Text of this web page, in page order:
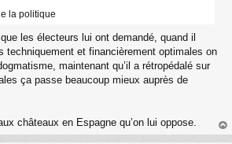
la politique
les électeurs lui ont demandé, quand il
techniquement et financièrement optimales on
maintenant qu’il a rétropédalé sur
ça passe beaucoup mieux auprès de
châteaux en Espagne qu’on lui oppose.
au